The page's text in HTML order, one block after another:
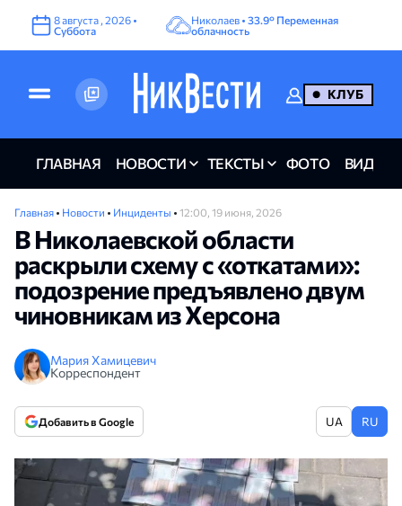
8августа ,2026 •
Суббота
Николаев •33.9° Переменная
облачность
КЛУБ
ГЛАВНАЯ НОВОСТИ ТЕКСТЫ ФОТО ВИДЕО
Главная • Новости • Инциденты • 12:00, 19 июня, 2026
В Николаевской области
раскрыли схему с «откатами»:
подозрение предъявлено двум
чиновникам из Херсона
Мария Хамицевич
Корреспондент
Добавить в Google UA RU